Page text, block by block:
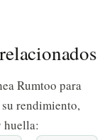
Rumtoo para
rendimiento,
huella: